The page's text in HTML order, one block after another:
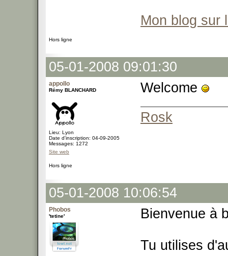
Mon blog sur
Hors ligne
05-01-2008 09:01:30
appollo
Rémy BLANCHARD
Lieu: Lyon
Date d'inscription: 04-09-2005
Messages: 1272
Site web
Welcome
Rosk
Hors ligne
05-01-2008 10:06:54
Phobos
'tetine' Bienvenue à
Tu utilises